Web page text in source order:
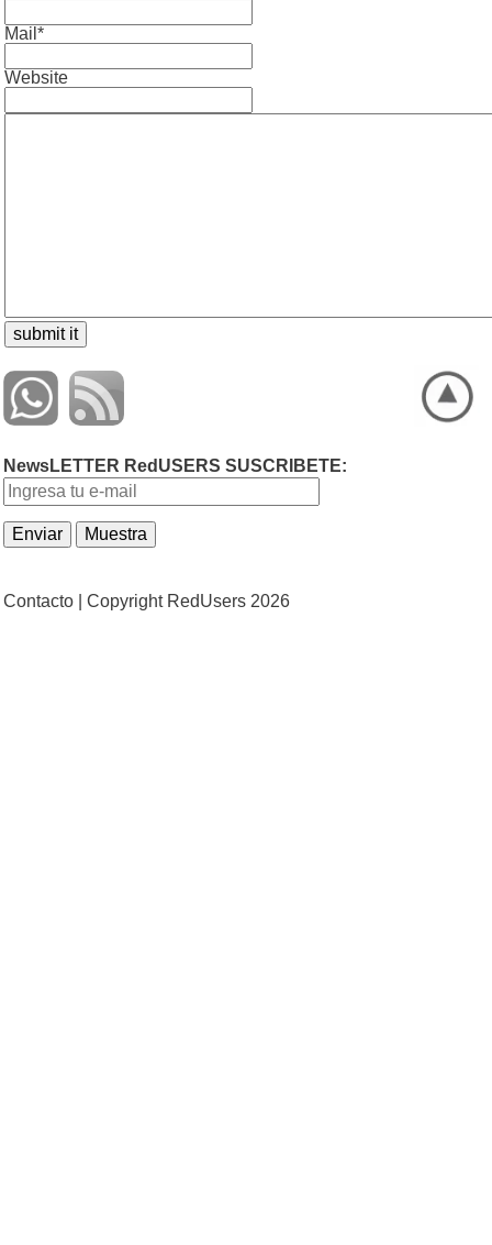
Mail*
Website
NewsLETTER RedUSERS SUSCRIBETE:
Contacto | Copyright RedUsers 2026